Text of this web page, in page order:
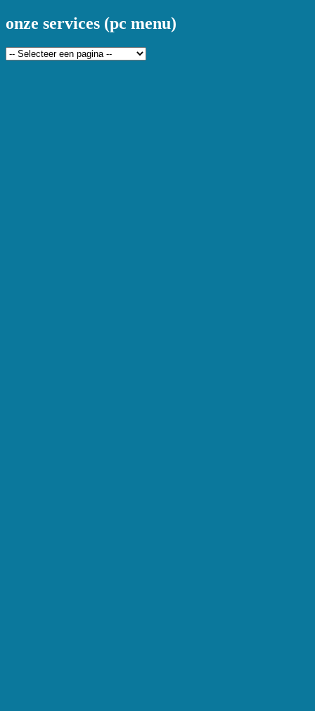
onze services (pc menu)